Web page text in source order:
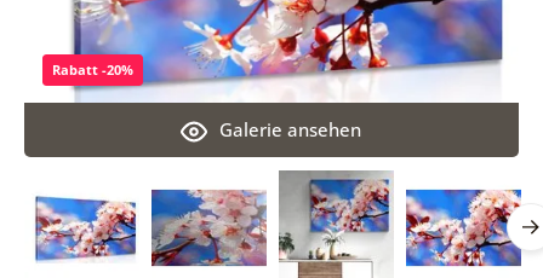
Galerie ansehen
Rabatt -20%